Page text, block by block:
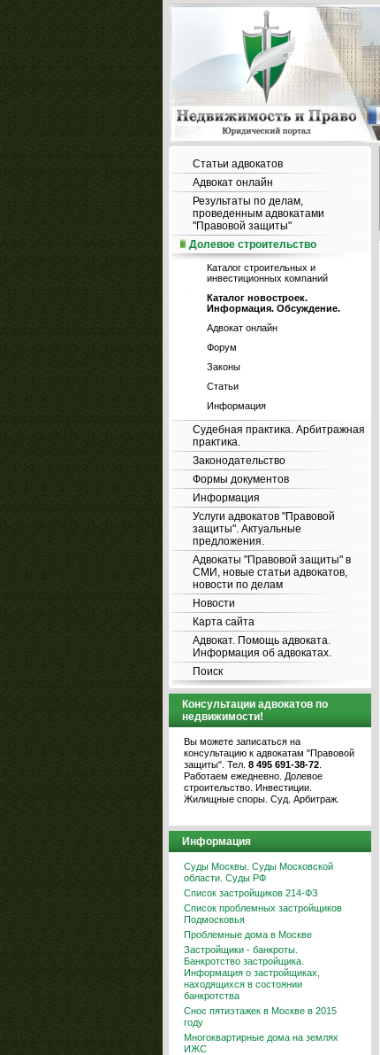
Статьи адвокатов
Адвокат онлайн
Результаты по делам,
проведенным адвокатами
"Правовой защиты"
Долевое строительство
Каталог строительных и
инвестиционных компаний
Каталог новостроек.
Информация. Обсуждение.
Адвокат онлайн
Форум
Законы
Статьи
Информация
Судебная практика. Арбитражная
практика.
Законодательство
Формы документов
Информация
Услуги адвокатов "Правовой
защиты". Актуальные
предложения.
Адвокаты "Правовой защиты" в
СМИ, новые статьи адвокатов,
новости по делам
Новости
Карта сайта
Адвокат. Помощь адвоката.
Информация об адвокатах.
Поиск
Консультации адвокатов по
недвижимости!
Вы можете записаться на
консультацию к адвокатам "Правовой
защиты". Тел. 8 495 691-38-72
Работаем ежедневно. Долевое
строительство. Инвестиции.
Жилищные споры. Суд. Арбитраж.
Информация
Суды Москвы. Суды Московской
области. Суды РФ
Список застройщиков 214-ФЗ
Список проблемных застройщиков
Подмосковья
Проблемные дома в Москве
Застройщики - банкроты.
Банкротство застройщика.
Информация о застройщиках,
находящихся в состоянии
банкротства
Снос пятиэтажек в Москве в 2015
году
Многоквартирные дома на землях
ИЖС